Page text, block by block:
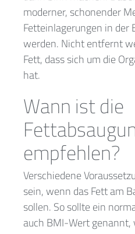
moderner, schonender
Fetteinlagerungen in der
werden. Nicht entfernt
Fett, dass sich um die
hat.
Wann ist die
empfehlen?
Verschiedene
sein, wenn das Fett am
sollen. So sollte ein
auch BMI-Wert